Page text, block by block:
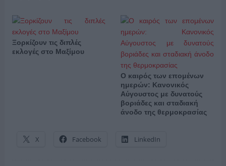
Ξορκίζουν τις διπλές
εκλογές στο Μαξίμου
Ο καιρός των επομένων
ημερών: Κανονικός
Αύγουστος με δυνατούς
βοριάδες και σταδιακή
άνοδο της θερμοκρασίας
X Facebook LinkedIn